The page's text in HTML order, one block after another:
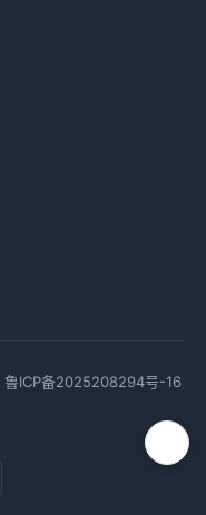
鲁ICP备2025208294号-16